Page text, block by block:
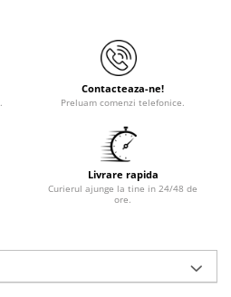
Contacteaza-ne!
Preluam comenzi telefonice.
Livrare rapida
Curierul ajunge la tine in 24/48 de
ore.